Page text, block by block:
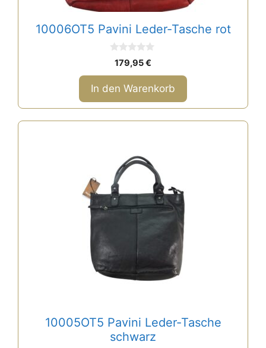
10006OT5 Pavini Leder-Tasche rot
o
n
5
179,95€
In den Warenkorb
10005OT5 Pavini Leder-Tasche
schwarz